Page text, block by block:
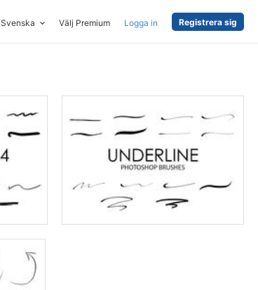
Svenska Välj Premium Logga in Registrera sig